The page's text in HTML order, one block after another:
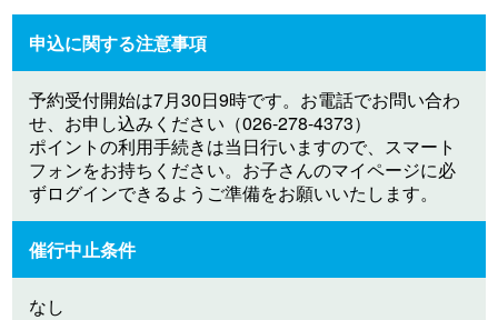
申込に関する注意事項
予約受付開始は7月30日9時です。お電話でお問い合わ
せ、お申し込みください（026-278-4373）
ポイントの利用手続きは当日行いますので、スマート
フォンをお持ちください。お子さんのマイページに必
ずログインできるようご準備をお願いいたします。
催行中止条件
なし